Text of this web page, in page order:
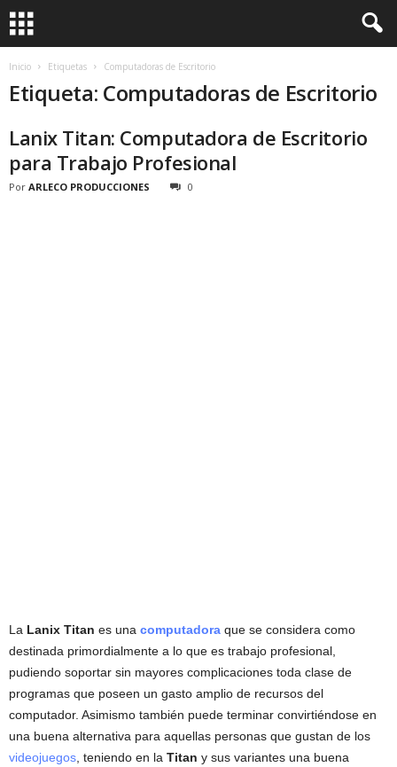
Inicio Etiquetas Computadoras de Escritorio
Etiqueta: Computadoras de Escritorio
Lanix Titan: Computadora de Escritorio
para Trabajo Profesional
Por ARLECO PRODUCCIONES 0
La Lanix Titan es una computadora que se considera como
destinada primordialmente a lo que es trabajo profesional,
pudiendo soportar sin mayores complicaciones toda clase de
programas que poseen un gasto amplio de recursos del
computador. Asimismo también puede terminar convirtiéndose en
una buena alternativa para aquellas personas que gustan de los
videojuegos , teniendo en la Titan y sus variantes una buena